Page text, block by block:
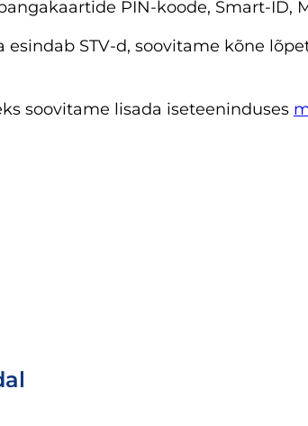
PIN-koode, Smart-ID,
esindab STV-d, soovitame kõne
soovitame lisada iseteeninduses